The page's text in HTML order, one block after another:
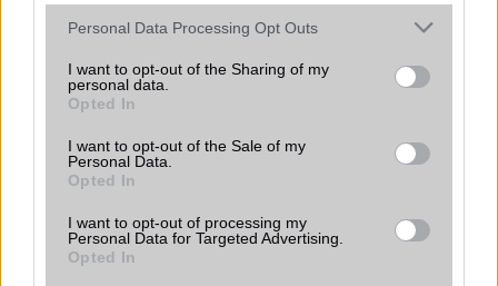
Please note that this website/app uses one or more Google
not limited to your visit or usage behaviour. You may click to
grant or deny consent to Google and its third-party tags to
use your data for below specified purposes in below Google
consent section.
Personal Data Processing Opt Outs
I want to opt-out of the Sharing of my
personal data.
Opted In
I want to opt-out of the Sale of my
Personal Data.
Opted In
I want to opt-out of processing my
Personal Data for Targeted Advertising.
Opted In
Ezek az idei év legnépszerűbb appjai
FacePaper: hírek kékben
Színezhető lett a Facebook Messenger!